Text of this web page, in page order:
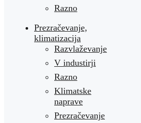
Razno
Prezračevanje,
klimatizacija
Razvlaževanje
V industirji
Razno
Klimatske
naprave
Prezračevanje